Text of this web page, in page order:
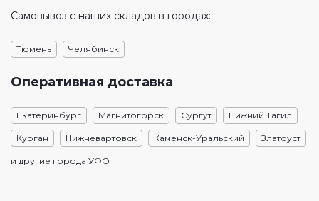
Самовывоз с наших складов в городах:
Тюмень Челябинск
Оперативная доставка
Екатеринбург Магнитогорск Сургут Нижний Тагил
Курган Нижневартовск Каменск-Уральский Златоуст
и другие города УФО